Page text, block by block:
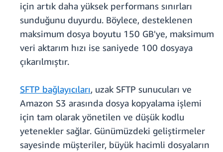
için artık daha yüksek performans sınırları
sunduğunu duyurdu. Böylece, desteklenen
maksimum dosya boyutu 150 GB'ye, maksimum
veri aktarım hızı ise saniyede 100 dosyaya
çıkarılmıştır.
SFTP bağlayıcıları, uzak SFTP sunucuları ve
Amazon S3 arasında dosya kopyalama işlemi
için tam olarak yönetilen ve düşük kodlu
yetenekler sağlar. Günümüzdeki geliştirmeler
sayesinde müşteriler, büyük hacimli dosyaların